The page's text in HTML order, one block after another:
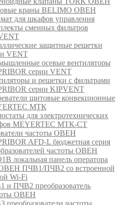
краны BELIMO ОВЕН
для шкафов управления
сменных фильтров
защитные решетки
VENT
осевые вентиляторы
серии VENT
и решетки с фильтрами
серии KIPVENT
щитовые конвекционные
МТК
для электротехнических
MEYERTEC МТК-СТ
частоты ОВЕН
AFD-L бюджетная серия
частоты ОВЕН
локальная панель оператора
ПЧВ1/ПЧВ2 со встроенной
Wi-Fi
и ПЧВ2 преобразователь
ОВЕН
преобразователи частоты